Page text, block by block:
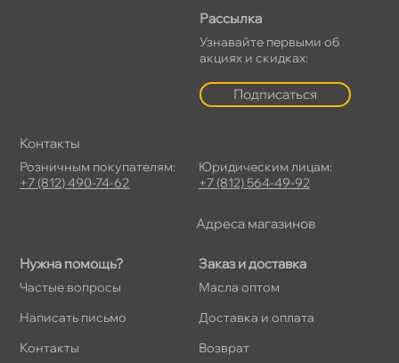
Нужна помощь?
Частые вопросы
Написать письмо
Контакты
Заказ и доставка
Масла оптом
Доставка и оплата
озврат
Рассылка
Узнавайте первыми о
акциях и скидках:
Подписаться
Контакты
Розничным покупателям:
+7 (812) 490-74-62
Юридическим лицам:
+7 (812) 564-49-92
Адреса магазино